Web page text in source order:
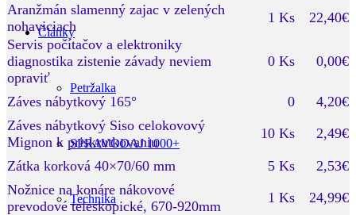
Články
Petržalka
SPRAVODAJ 1000+
Technika
Aranžmán slamenný zajac v zelených
nohaviciach
1 Ks
22,40€
Servis počítačov a elektroniky
diagnostika zistenie závady neviem
opraviť
0 Ks 0,00€
Záves nábytkový 165° 0
4,20€
Záves nábytkový Siso celokovový
Mignon k priskrutkovaniu
10 Ks 2,49€
Zátka korková 40×70/60 mm 5 Ks
2,53€
Nožnice na konáre nákovové
prevodové teleskopické, 670-920mm
1 Ks 24,99€